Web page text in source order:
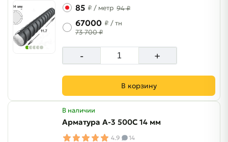
85 ₽ / метр 94 ₽
67000 ₽ / тн
73 700 ₽
- +
В корзину
В наличии
Арматура A-3 500C 14 мм
4.9 14